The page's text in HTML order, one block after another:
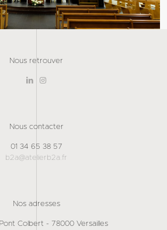
Nous retrouver
Nous contacter
01 34 65 38 57
b2a@atelierb2a.fr
Nos adresses
Colbert - 78000 Versailles